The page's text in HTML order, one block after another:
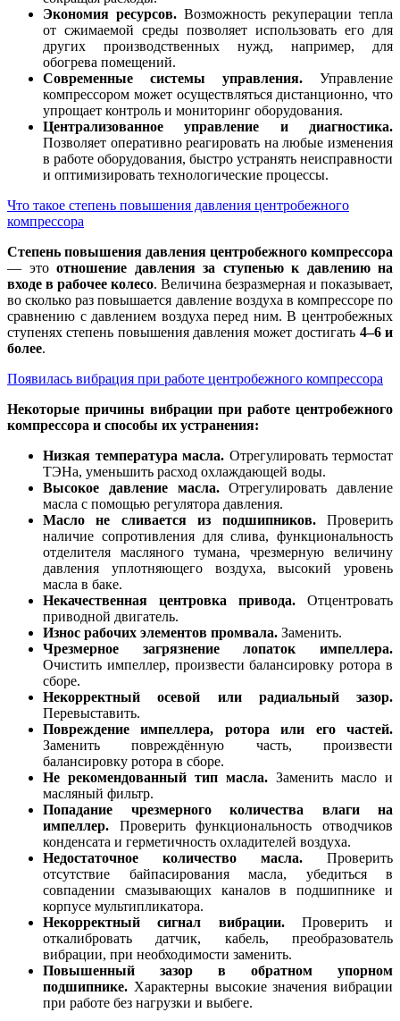
Экономия ресурсов.Возможность рекуперации тепла
от сжимаемой среды позволяет использовать его для
других производственных нужд, например, для
обогрева помещений.
Современные системы управления. Управление
компрессором может осуществляться дистанционно, что
упрощает контроль и мониторинг оборудования.
Централизованное управление и диагностика.
Позволяет оперативно реагировать на любые изменения
в работе оборудования, быстро устранять неисправности
и оптимизировать технологические процессы.
Что такое степень повышения давления центробежного
компрессора
Степень повышения давления центробежного компрессора
— это отношение давления за ступенью к давлению на
входе в рабочее колесо. Величина безразмерная и показывает,
во сколько раз повышается давление воздуха в компрессоре по
сравнению с давлением воздуха перед ним. В центробежных
ступенях степень повышения давления может достигать 4–6 и
более.
Появилась вибрация при работе центробежного компрессора
Некоторые причины вибрации при работе центробежного
компрессора и способы их устранения:
Низкая температура масла. Отрегулировать термостат
ТЭНа, уменьшить расход охлаждающей воды.
Высокое давление масла.Отрегулировать давление
масла с помощью регулятора давления.
Масло не сливается из подшипников.Проверить
наличие сопротивления для слива, функциональность
отделителя масляного тумана, чрезмерную величину
давления уплотняющего воздуха, высокий уровень
масла в баке.
Некачественная центровка привода. Отцентровать
приводной двигатель.
Износ рабочих элементов промвала. Заменить.
Чрезмерное загрязнение лопаток импеллера.
Очистить импеллер, произвести балансировку ротора в
сборе.
Некорректный осевой или радиальный зазор.
Перевыставить.
Повреждение импеллера, ротора или его частей.
Заменить повреждённую часть, произвести
балансировку ротора в сборе.
Не рекомендованный тип масла. Заменить масло и
масляный фильтр.
Попадание чрезмерного количества влаги на
импеллер. Проверить функциональность отводчиков
конденсата и герметичность охладителей воздуха.
Недостаточное количество масла. Проверить
отсутствие байпасирования масла, убедиться в
совпадении смазывающих каналов в подшипнике и
корпусе мультипликатора.
Некорректный сигнал вибрации.Проверить и
откалибровать датчик, кабель, преобразователь
вибрации, при необходимости заменить.
Повышенный зазор в обратном упорном
подшипнике. Характерны высокие значения вибрации
при работе без нагрузки и выбеге.